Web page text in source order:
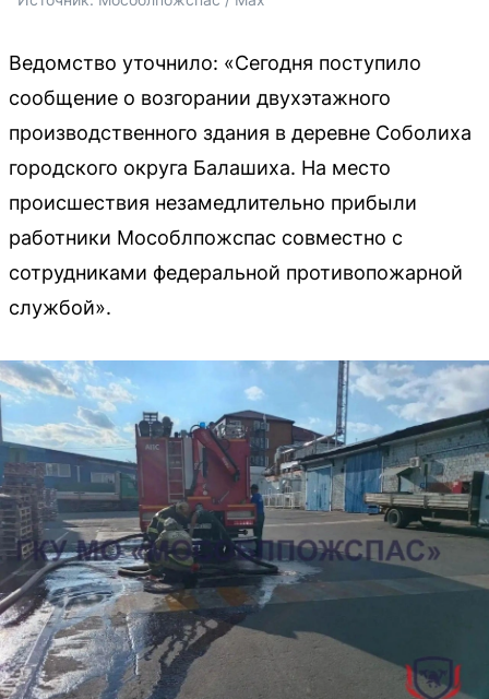
Ведомство уточнило: «Сегодня поступило
сообщение о возгорании двухэтажного
производственного здания в деревне Соболиха
городского округа Балашиха. На место
происшествия незамедлительно прибыли
работники Мособлпожспас совместно с
сотрудниками федеральной противопожарной
службой».